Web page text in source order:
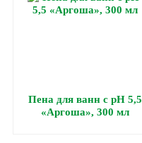
Пена для ванн с pH 5,5
«Аргоша», 300 мл